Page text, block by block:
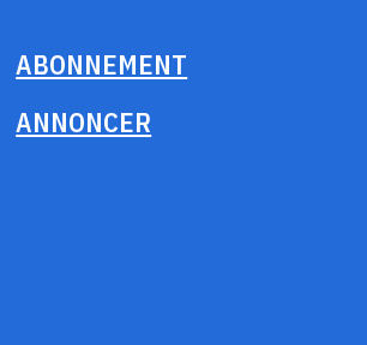
ABONNEMENT
ANNONCER